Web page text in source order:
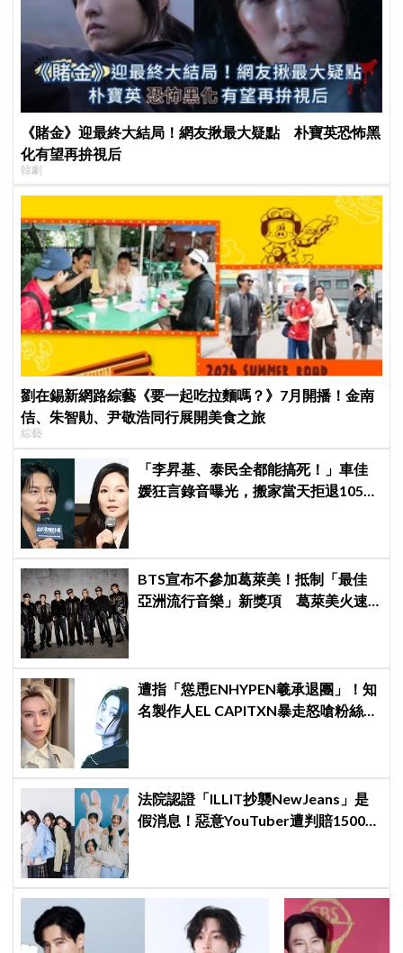
《賭金》迎最終大結局！網友揪最大疑點 朴寶英恐怖黑
化有望再拚視后
韓劇
劉在錫新網路綜藝《要一起吃拉麵嗎？》7月開播！金南
佶、朱智勛、尹敬浩同行展開美食之旅
綜藝
「李昇基、泰民全都能搞死！」車佳
媛狂言錄音曝光，搬家當天拒退105億
BTS宣布不參加葛萊美！抵制「最佳
亞洲流行音樂」新獎項 葛萊美火速
遭指「慫恿ENHYPEN羲承退團」！知
名製作人EL CAPITXN暴走怒嗆粉絲
法院認證「ILLIT抄襲NewJeans」是
假消息！惡意YouTuber遭判賠1500